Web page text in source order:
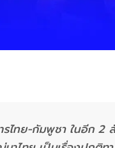
ไทย-กัมพูชา ในอีก 2